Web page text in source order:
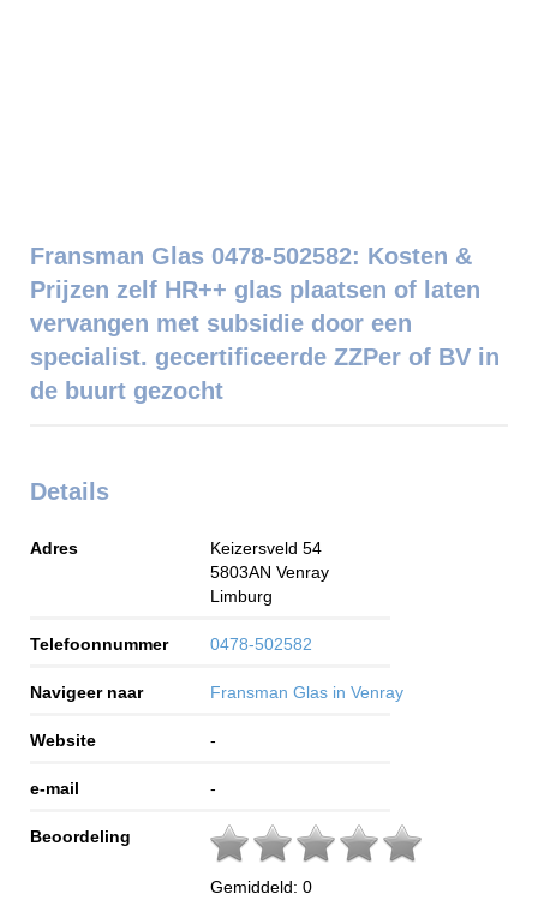
Fransman Glas 0478-502582: Kosten &
Prijzen zelf HR++ glas plaatsen of laten
vervangen met subsidie door een
specialist. gecertificeerde ZZPer of BV in
de buurt gezocht
Details
Adres
Keizersveld 54
5803AN Venray
Limburg
Telefoonnummer 0478-502582
Navigeer naar Fransman Glas in Venray
Website -
e-mail -
Beoordeling
Gemiddeld: 0